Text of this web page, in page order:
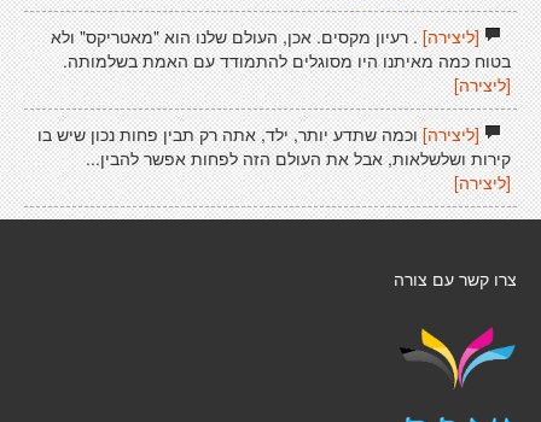
[ליצירה]. רעיון מקסים. אכן, העולם שלנו הוא "מאטריקס" ולא
בטוח כמה מאיתנו היו מסוגלים להתמודד עם האמת בשלמותה.
[ליצירה]
[ליצירה]וכמה שתדע יותר, ילד, אתה רק תבין פחות נכון שיש בו
קירות ושלשלאות, אבל את העולם הזה לפחות אפשר להבין...
[ליצירה]
צרו קשר עם צורה